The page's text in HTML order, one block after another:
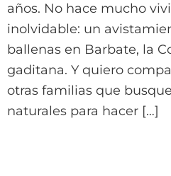
años. No hace mucho
inolvidable: un
ballenas en Barbate, la
gaditana. Y quiero
otras familias que
naturales para hacer […]